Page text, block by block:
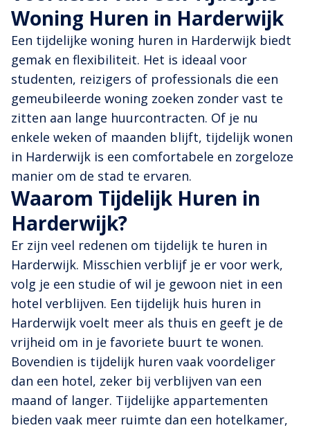
Woning Huren in Harderwijk
Een tijdelijke woning huren in Harderwijk biedt
gemak en flexibiliteit. Het is ideaal voor
studenten, reizigers of professionals die een
gemeubileerde woning zoeken zonder vast te
zitten aan lange huurcontracten. Of je nu
enkele weken of maanden blijft, tijdelijk wonen
in Harderwijk is een comfortabele en zorgeloze
manier om de stad te ervaren.
Waarom Tijdelijk Huren in
Harderwijk?
Er zijn veel redenen om tijdelijk te huren in
Harderwijk. Misschien verblijf je er voor werk,
volg je een studie of wil je gewoon niet in een
hotel verblijven. Een tijdelijk huis huren in
Harderwijk voelt meer als thuis en geeft je de
vrijheid om in je favoriete buurt te wonen.
Bovendien is tijdelijk huren vaak voordeliger
dan een hotel, zeker bij verblijven van een
maand of langer. Tijdelijke appartementen
bieden vaak meer ruimte dan een hotelkamer,